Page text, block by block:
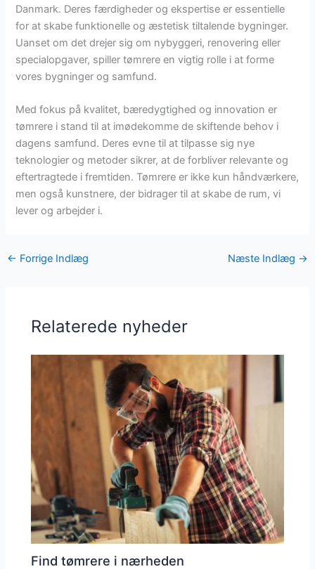
Danmark. Deres færdigheder og ekspertise er essentielle
for at skabe funktionelle og æstetisk tiltalende bygninger.
Uanset om det drejer sig om nybyggeri, renovering eller
specialopgaver, spiller tømrere en vigtig rolle i at forme
vores bygninger og samfund.
Med fokus på kvalitet, bæredygtighed og innovation er
tømrere i stand til at imødekomme de skiftende behov i
dagens samfund. Deres evne til at tilpasse sig nye
teknologier og metoder sikrer, at de forbliver relevante og
eftertragtede i fremtiden. Tømrere er ikke kun håndværkere,
men også kunstnere, der bidrager til at skabe de rum, vi
lever og arbejder i.
← Forrige Indlæg Næste Indlæg →
Relaterede nyheder
Find tømrere i nærheden